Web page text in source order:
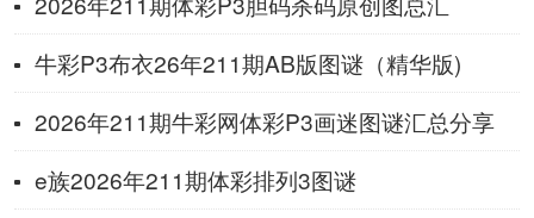
牛彩P3布衣26年211期AB版图谜（精华版)
2026年211期牛彩网体彩P3画迷图谜汇总分享
e族2026年211期体彩排列3图谜